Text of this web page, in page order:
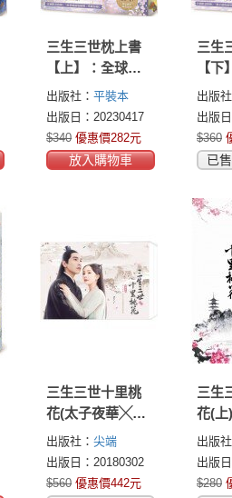
三生三世枕上書
【上】：全球暢
銷超過1,000,000
冊！唐七不朽經
典全新修訂上
市！
出版社：平裝本
出版日：20230417
$340 優惠價282元
放入購物車
三生
【下
有一
能在
唐七
的愛
章！
出版社
出版
$360
已
三生三世十里桃
花(太子夜華╳青
丘白淺精緻書盒
版套書)
出版社：尖端
出版日：20180302
$560 優惠價442元
三生
花(上)
出版社
出版
$280